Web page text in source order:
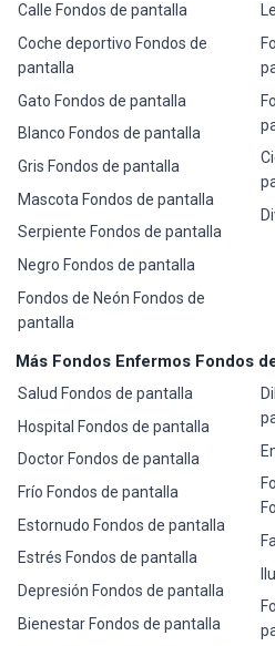
Calle Fondos de pantalla
Coche deportivo Fondos de
pantalla
Gato Fondos de pantalla
Blanco Fondos de pantalla
Gris Fondos de pantalla
Mascota Fondos de pantalla
Serpiente Fondos de pantalla
Negro Fondos de pantalla
Fondos de Neón Fondos de
pantalla
Más Fondos Enfermos Fondos
Salud Fondos de pantalla
Hospital Fondos de pantalla
Doctor Fondos de pantalla
Frío Fondos de pantalla
Estornudo Fondos de pantalla
Estrés Fondos de pantalla
Depresión Fondos de pantalla
Bienestar Fondos de pantalla